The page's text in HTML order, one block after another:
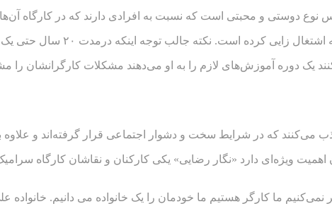
حس نوع دوستی و محبتی است که نسبت به افرادی دارند که در کارگاه
یک دوره آموزش‌های لازم را به او می‌دهند مشکلات کارگرانشان را
جذب می‌کنند که در شرایط سخت و دشوار اجتماعی قرار گرفته‌اند و
ویژه‌ای دارد «نگار رضایی» یکی کارکنان و نقاشان کارگاه
ما کارگر هستیم ما خودمان را یک خانواده می دانیم. خانواده